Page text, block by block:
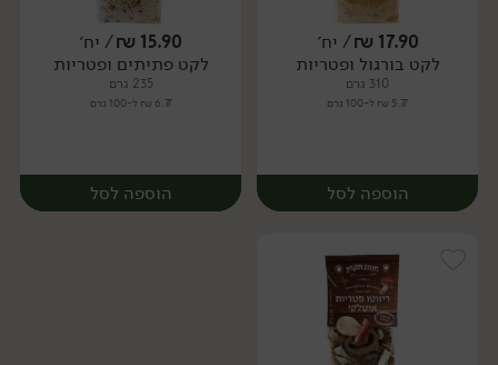
יח׳ יח׳
17.90
₪/ יח׳
לקט בורגול ופטריות
310 גרם
5.77 ₪ ל-100 גרם
הוספה לסל
15.90
₪/ יח׳
לקט פתיתים ופטריות
235 גרם
6.77 ₪ ל-100 גרם
הוספה לסל